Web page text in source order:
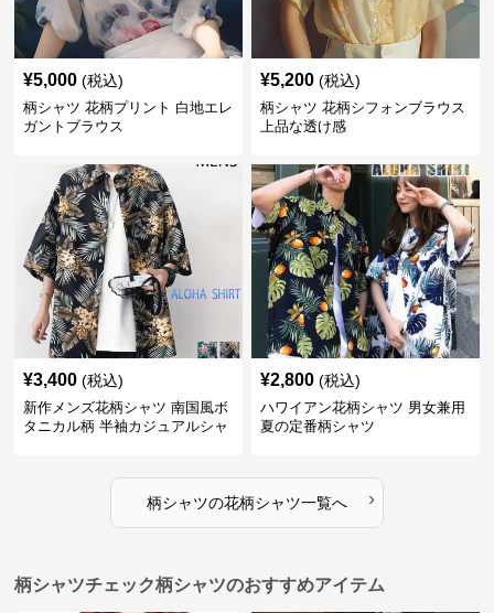
¥5,000 (税込)
柄シャツ 花柄プリント 白地エレ
ガントブラウス
¥5,200 (税込)
柄シャツ 花柄シフォンブラウス
上品な透け感
¥3,400 (税込)
新作メンズ花柄シャツ 南国風ボ
タニカル柄 半袖カジュアルシャ
¥2,800 (税込)
ハワイアン花柄シャツ 男女兼用
夏の定番柄シャツ
柄シャツの花柄シャツ一覧へ ›
柄シャツチェック柄シャツのおすすめアイテム